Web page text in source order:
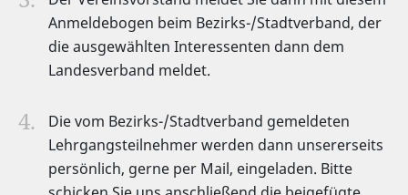
Anmeldebogen beim Bezirks-/Stadtverband, der
die ausgewählten Interessenten dann dem
Landesverband meldet.
Die vom Bezirks-/Stadtverband gemeldeten
Lehrgangsteilnehmer werden dann unsererseits
persönlich, gerne per Mail, eingeladen. Bitte